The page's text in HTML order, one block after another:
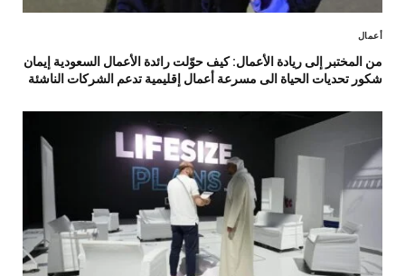
أعمال
من المختبر إلى ريادة الأعمال: كيف حوّلت رائدة الأعمال السعودية إيمان
شكور تحديات الحياة الى مسرعة أعمال إقليمية تدعم الشركات الناشئة